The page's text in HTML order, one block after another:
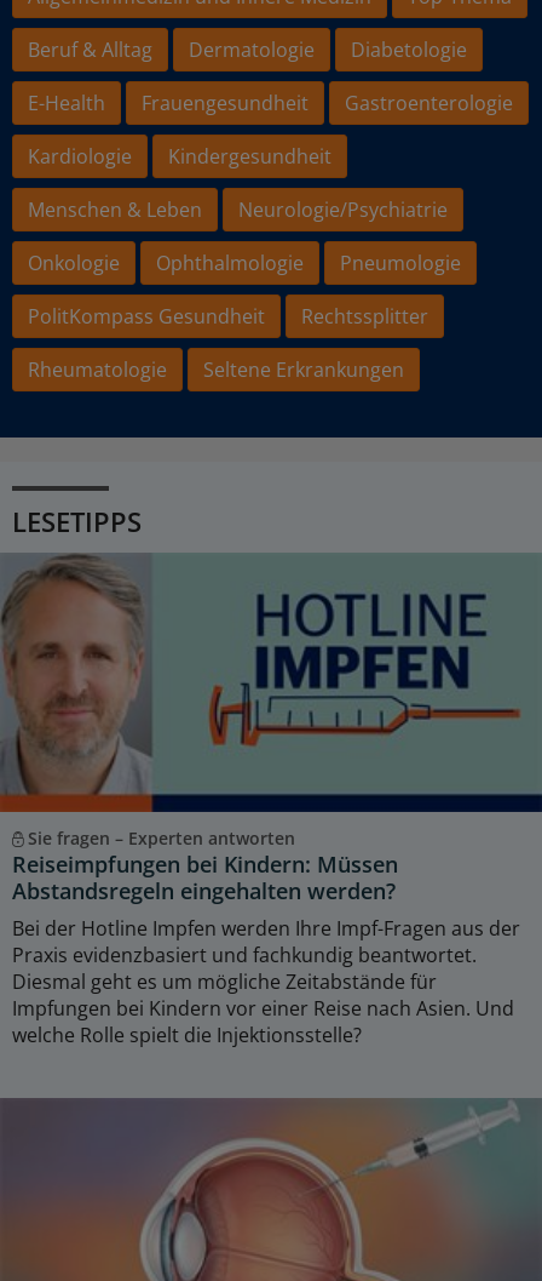
Beruf & Alltag
Dermatologie
Diabetologie
E-Health
Frauengesundheit
Gastroenterologie
Kardiologie
Kindergesundheit
Menschen & Leben
Neurologie/Psychiatrie
Onkologie
Ophthalmologie
Pneumologie
PolitKompass Gesundheit
Rechtssplitter
Rheumatologie
Seltene Erkrankungen
LESETIPPS
Sie fragen – Experten antworten
Reiseimpfungen bei Kindern: Müssen
Abstandsregeln eingehalten werden?
Bei der Hotline Impfen werden Ihre Impf-Fragen aus der
Praxis evidenzbasiert und fachkundig beantwortet.
Diesmal geht es um mögliche Zeitabstände für
Impfungen bei Kindern vor einer Reise nach Asien. Und
welche Rolle spielt die Injektionsstelle?